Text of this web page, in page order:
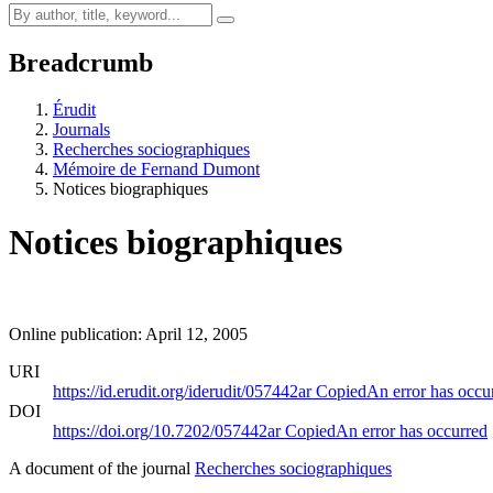
Breadcrumb
Érudit
Journals
Recherches sociographiques
Mémoire de Fernand Dumont
Notices biographiques
Notices biographiques
Online publication: April 12, 2005
URI
https://id.erudit.org/iderudit/057442arCopiedAn error has
DOI
https://doi.org/10.7202/057442arCopiedAn error has occurred
A document of the journal Recherches sociographiques